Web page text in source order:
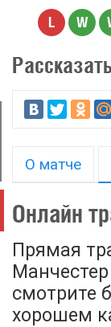
L W
О матче
Онлайн
Прямая
смотрите
хорошем